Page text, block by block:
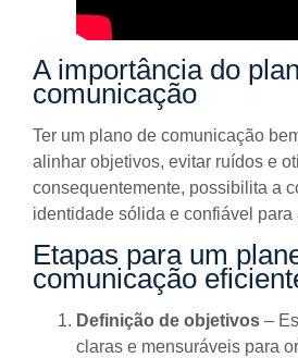
A importância do
comunicação
Ter um plano de comunicação
alinhar objetivos, evitar ruídos e
consequentemente, possibilita a
identidade sólida e confiável para
Etapas para um
comunicação
Definição de objetivos –
claras e mensuráveis para